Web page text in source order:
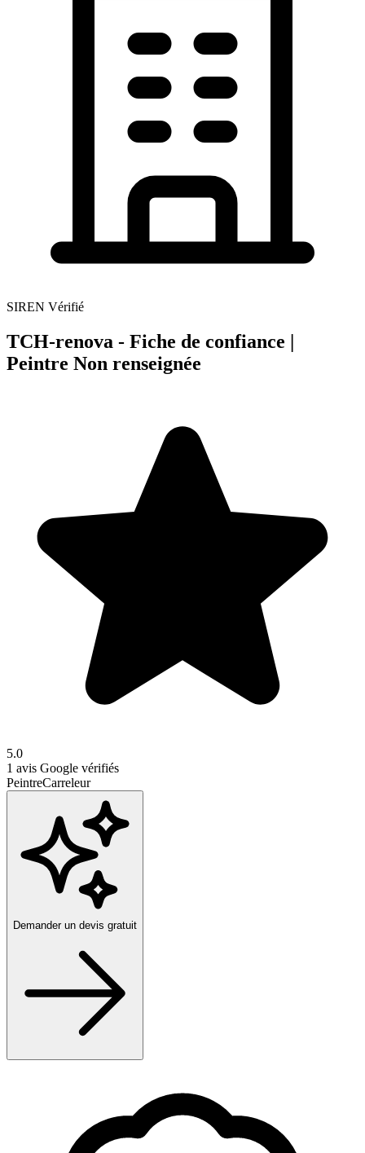
SIREN Vérifié
TCH-renova - Fiche de confiance |
Peintre Non renseignée
5.0
1 avis Google vérifiés
PeintreCarreleur
Demander un devis gratuit